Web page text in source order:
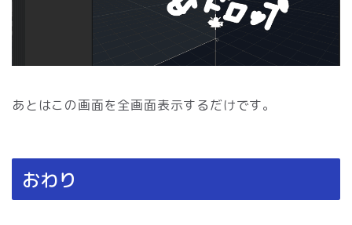
あとはこの画面を全画面表示するだけです。
おわり